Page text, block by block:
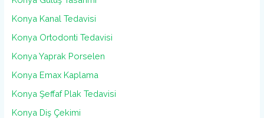
Konya Kanal Tedavisi
Konya Ortodonti Tedavisi
Konya Yaprak Porselen
Konya Emax Kaplama
Konya Şeffaf Plak Tedavisi
Konya Diş Çekimi